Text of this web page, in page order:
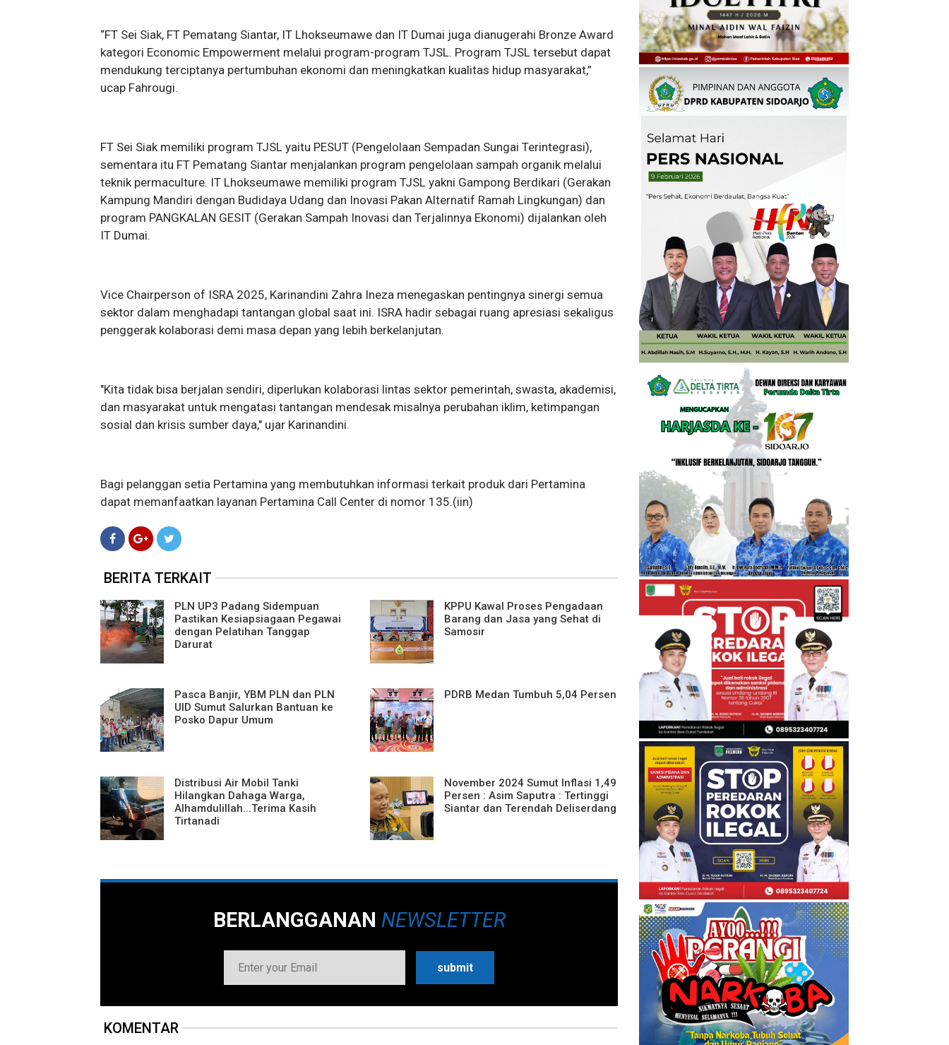
“FT Sei Siak, FT Pematang Siantar, IT Lhokseumawe dan IT Dumai juga dianugerahi Bronze Award
kategori Economic Empowerment melalui program-program TJSL. Program TJSL tersebut dapat
mendukung terciptanya pertumbuhan ekonomi dan meningkatkan kualitas hidup masyarakat,”
ucap Fahrougi.
FT Sei Siak memiliki program TJSL yaitu PESUT (Pengelolaan Sempadan Sungai Terintegrasi),
sementara itu FT Pematang Siantar menjalankan program pengelolaan sampah organik melalui
teknik permaculture. IT Lhokseumawe memiliki program TJSL yakni Gampong Berdikari (Gerakan
Kampung Mandiri dengan Budidaya Udang dan Inovasi Pakan Alternatif Ramah Lingkungan) dan
program PANGKALAN GESIT (Gerakan Sampah Inovasi dan Terjalinnya Ekonomi) dijalankan oleh
IT Dumai.
Vice Chairperson of ISRA 2025, Karinandini Zahra Ineza menegaskan pentingnya sinergi semua
sektor dalam menghadapi tantangan global saat ini. ISRA hadir sebagai ruang apresiasi sekaligus
penggerak kolaborasi demi masa depan yang lebih berkelanjutan.
"Kita tidak bisa berjalan sendiri, diperlukan kolaborasi lintas sektor pemerintah, swasta, akademisi,
dan masyarakat untuk mengatasi tantangan mendesak misalnya perubahan iklim, ketimpangan
sosial dan krisis sumber daya," ujar Karinandini.
Bagi pelanggan setia Pertamina yang membutuhkan informasi terkait produk dari Pertamina
dapat memanfaatkan layanan Pertamina Call Center di nomor 135.(iin)
BERITA TERKAIT
PLN UP3 Padang Sidempuan
Pastikan Kesiapsiagaan Pegawai
dengan Pelatihan Tanggap
Darurat
KPPU Kawal Proses Pengadaan
Barang dan Jasa yang Sehat di
Samosir
Pasca Banjir, YBM PLN dan PLN
UID Sumut Salurkan Bantuan ke
Posko Dapur Umum
PDRB Medan Tumbuh 5,04 Persen
Distribusi Air Mobil Tanki
Hilangkan Dahaga Warga,
Alhamdulillah...Terima Kasih
Tirtanadi
November 2024 Sumut Inflasi 1,49
Persen : Asim Saputra : Tertinggi
Siantar dan Terendah Deliserdang
BERLANGGANAN NEWSLETTER
KOMENTAR